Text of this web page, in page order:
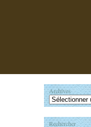
Archives
Rechercher